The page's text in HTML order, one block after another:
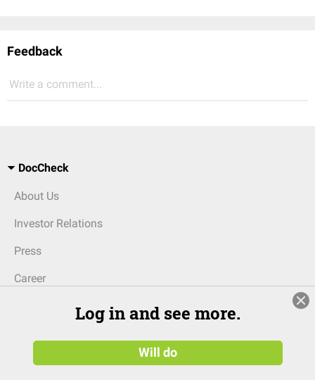
Feedback
Write a comment...
DocCheck
About Us
Investor Relations
Press
Career
For Business
Other stuff
Log in and see more.
Will do